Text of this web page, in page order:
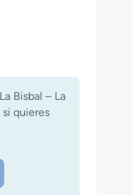
Bisbal – La
si quieres